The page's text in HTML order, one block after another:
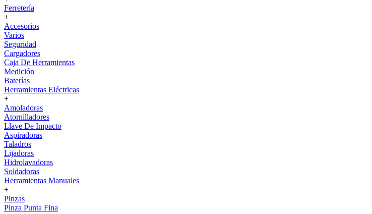
Ferretería
+
Accesorios
Varios
Seguridad
Cargadores
Caja De Herramientas
Medición
Baterías
Herramientas Eléctricas
+
Amoladoras
Atornilladores
Llave De Impacto
Aspiradoras
Taladros
Lijadoras
Hidrolavadoras
Soldadoras
Herramientas Manuales
+
Pinzas
Pinza Punta Fina